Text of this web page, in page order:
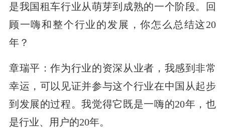
是我国租车行业从萌芽到成熟的一个阶段。回
顾一嗨和整个行业的发展，你怎么总结这20
年？
章瑞平：作为行业的资深从业者，我感到非常
幸运，可以见证并参与这个行业在中国从起步
到发展的过程。我觉得它既是一嗨的20年，也
是行业、用户的20年。